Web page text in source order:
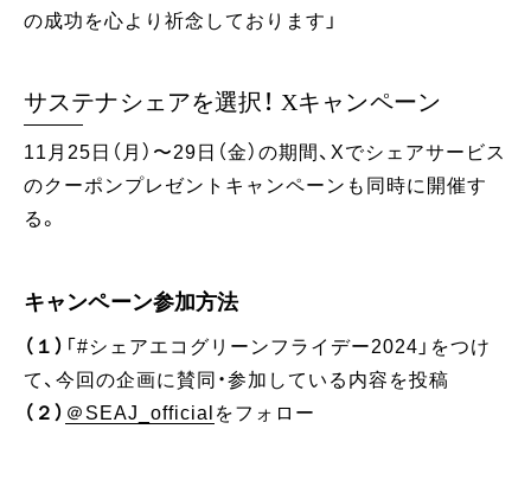
の成功を心より祈念しております」
サステナシェアを選択！ Xキャンペーン
11月25日（月）〜29日（金）の期間、Xでシェアサービス
のクーポンプレゼントキャンペーンも同時に開催す
る。
キャンペーン参加方法
（１） 「#シェアエコグリーンフライデー2024」をつけ
て、今回の企画に賛同・参加している内容を投稿
（２） ＠SEAJ_official をフォロー